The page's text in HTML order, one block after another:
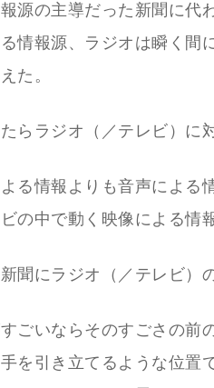
源の主導だった新聞に代
情報源、ラジオは瞬く間
た。
たらラジオ（／テレビ）に
る情報よりも音声による
の中で動く映像による情
新聞にラジオ（／テレビ）
ごいならそのすごさの前
を引き立てるような位置